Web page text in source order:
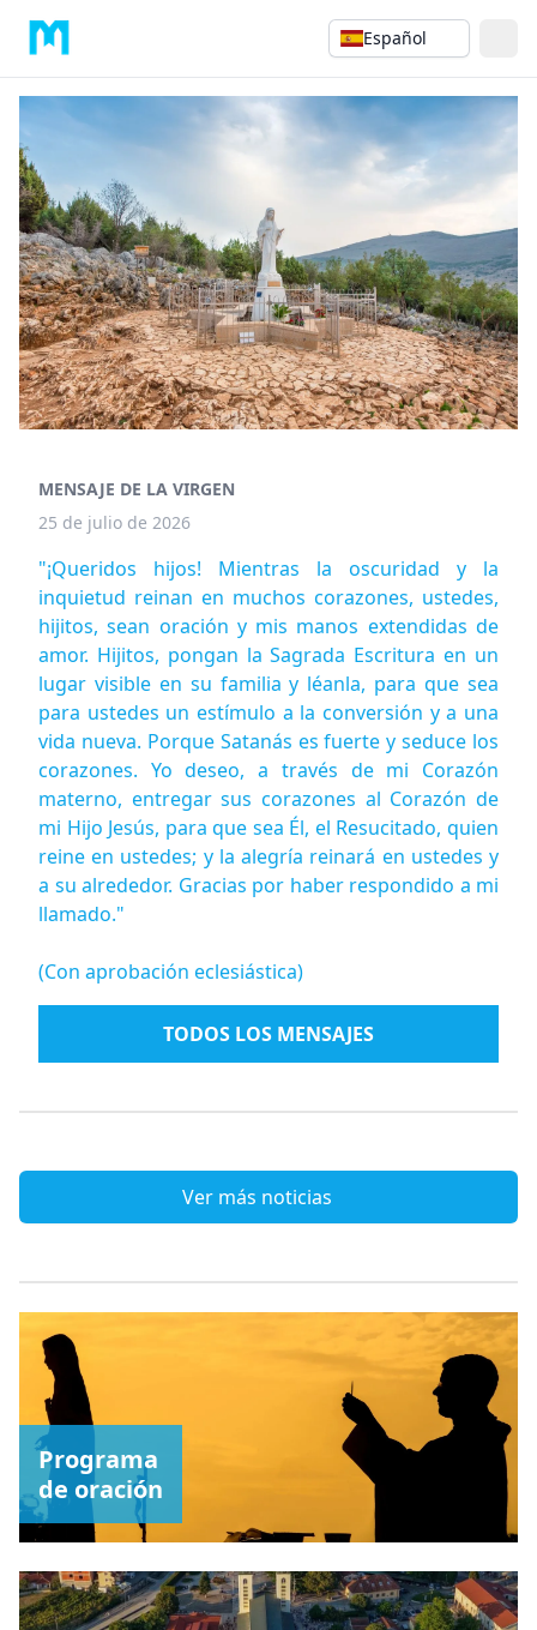
Español
MENSAJE DE LA VIRGEN
25 de julio de 2026
"¡Queridos hijos! Mientras la oscuridad y la
inquietud reinan en muchos corazones, ustedes,
hijitos, sean oración y mis manos extendidas de
amor. Hijitos, pongan la Sagrada Escritura en un
lugar visible en su familia y léanla, para que sea
para ustedes un estímulo a la conversión y a una
vida nueva. Porque Satanás es fuerte y seduce los
corazones. Yo deseo, a través de mi Corazón
materno, entregar sus corazones al Corazón de
mi Hijo Jesús, para que sea Él, el Resucitado, quien
reine en ustedes; y la alegría reinará en ustedes y
a su alrededor. Gracias por haber respondido a mi
llamado."
(Con aprobación eclesiástica)
TODOS LOS MENSAJES
Ver más noticias
Programa
de oración